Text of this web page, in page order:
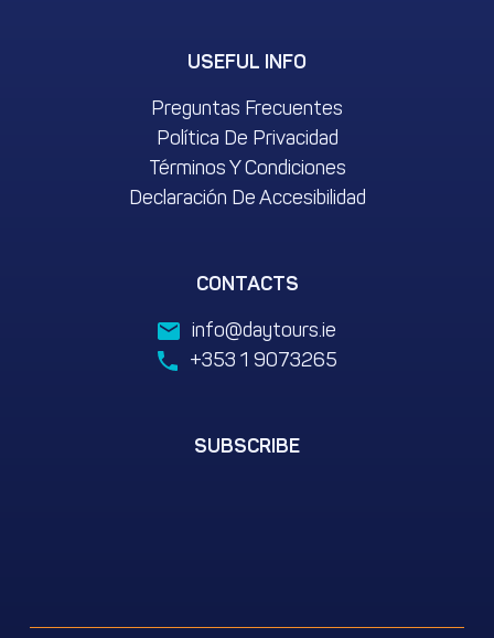
USEFUL INFO
Preguntas Frecuentes
Política De Privacidad
Términos Y Condiciones
Declaración De Accesibilidad
CONTACTS
info@daytours.ie
+353 1 9073265
SUBSCRIBE